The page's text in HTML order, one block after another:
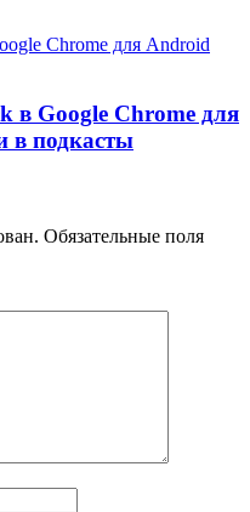
в Google Chrome для
в подкасты
Обязательные поля